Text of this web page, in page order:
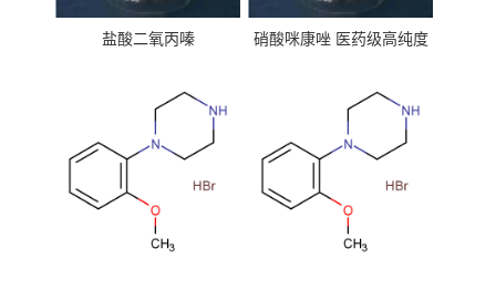
盐酸二氧丙嗪
硝酸咪康唑 医药级高纯度